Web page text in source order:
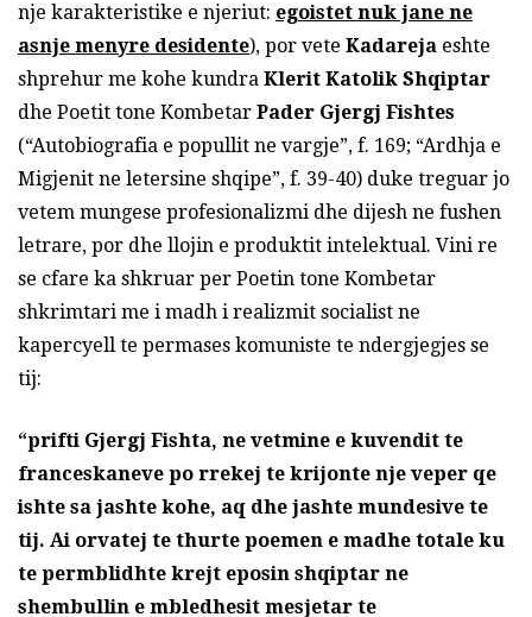
nje karakteristike e njeriut: egoistet nuk jane ne
asnje menyre desidente), por vete Kadareja eshte
shprehur me kohe kundra Klerit Katolik Shqiptar
dhe Poetit tone Kombetar Pader Gjergj Fishtes
(“Autobiografia e popullit ne vargje”, f. 169; “Ardhja e
Migjenit ne letersine shqipe”, f. 39-40) duke treguar jo
vetem mungese profesionalizmi dhe dijesh ne fushen
letrare, por dhe llojin e produktit intelektual. Vini re
se cfare ka shkruar per Poetin tone Kombetar
shkrimtari me i madh i realizmit socialist ne
kapercyell te permases komuniste te ndergjegjes se
tij:
“prifti Gjergj Fishta, ne vetmine e kuvendit te
franceskaneve po rrekej te krijonte nje veper qe
ishte sa jashte kohe, aq dhe jashte mundesive te
tij. Ai orvatej te thurte poemen e madhe totale ku
te permblidhte krejt eposin shqiptar ne
shembullin e mbledhesit mesjetar te